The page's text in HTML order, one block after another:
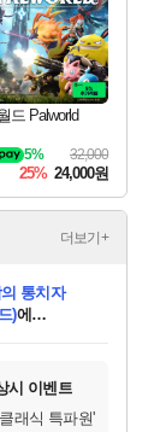
드 Palworld
32,000
5%
25% 24,000원
더보기+
데이브 더
팀코드)
.
시 이벤트
래식 특파원'